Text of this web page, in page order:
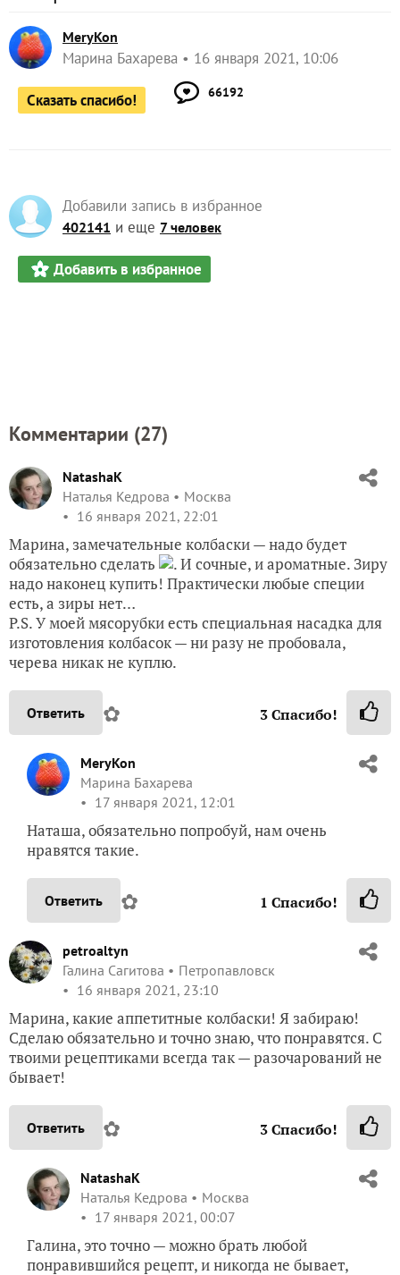
MeryKon
Марина Бахарева 16 января 2021, 10:06
Сказать спасибо! 66192
Добавили запись в избранное
402141 и еще 7 человек
Добавить в избранное
Комментарии (27)
NatashaK
Наталья Кедрова
Москва
16 января 2021, 22:01
Марина, замечательные колбаски — надо будет
обязательно сделать
. И сочные, и ароматные. Зиру
надо наконец купить! Практически любые специи
есть, а зиры нет…
P.S. У моей мясорубки есть специальная насадка для
изготовления колбасок — ни разу не пробовала,
черева никак не куплю.
Ответить ✿ 3Спасибо!
MeryKon
Марина Бахарева
17 января 2021, 12:01
Наташа, обязательно попробуй, нам очень
нравятся такие.
Ответить ✿ 1 Спасибо!
petroaltyn
Галина Сагитова
Петропавловск
16 января 2021, 23:10
Марина, какие аппетитные колбаски! Я забираю!
Сделаю обязательно и точно знаю, что понравятся. С
твоими рецептиками всегда так — разочарований не
бывает!
Ответить ✿ 3Спасибо!
NatashaK
Наталья Кедрова
Москва
17 января 2021, 00:07
Галина, это точно — можно брать любой
понравившийся рецепт, и никогда не бывает,